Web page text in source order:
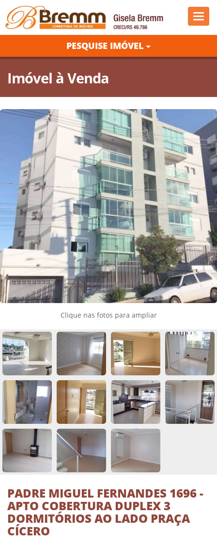
PESQUISE IMÓVEL
Imóvel à Venda
Clique nas fotos para ampliar
PADRE MIGUEL FERNANDES 1696 -
APTO COBERTURA DUPLEX 3
DORMITÓRIOS AO LADO PRAÇA
CÍCERO